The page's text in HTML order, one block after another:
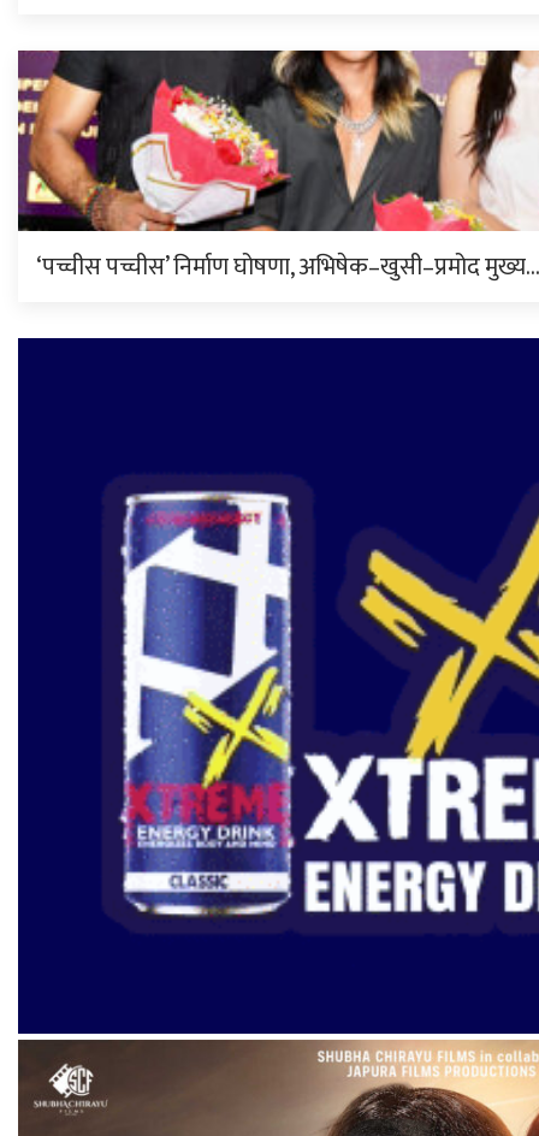
‘पच्चीस पच्चीस’ निर्माण घोषणा, अभिषेक–खुसी–प्रमोद मुख्य…